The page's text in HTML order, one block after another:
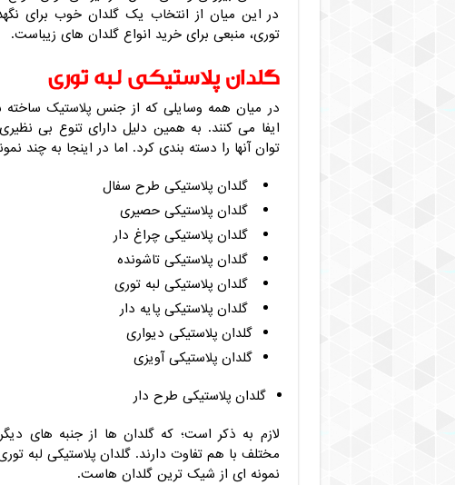
در این میان از انتخاب یک گلدان خوب برای
توری، منبعی برای خرید انواع گلدان های زیباست.
گلدان پلاستیکی لبه توری
در میان همه وسایلی که از جنس پلاستیک ساخته
ایفا می کنند. به همین دلیل دارای تنوع بی
توان آنها را دسته بندی کرد. اما در اینجا به چند
گلدان پلاستیکی طرح سفال
گلدان پلاستیکی حصیری
گلدان پلاستیکی چراغ دار
گلدان پلاستیکی تاشونده
گلدان پلاستیکی لبه توری
گلدان پلاستیکی پایه دار
گلدان پلاستیکی دیواری
گلدان پلاستیکی آویزی
گلدان پلاستیکی طرح دار
لازم به ذکر است؛ که گلدان ها از جنبه های
مختلف با هم تفاوت دارند. گلدان پلاستیکی لبه
نمونه ای از شیک ترین گلدان هاست.